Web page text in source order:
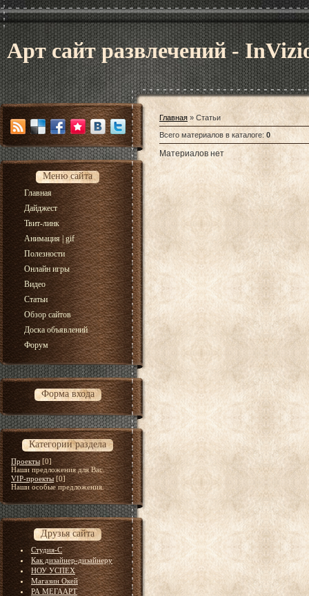
Арт сайт развлечений -
Меню сайта
Главная
Дайджест
Твит-линк
Анимация | gif
Полезности
Онлайн игры
Видео
Статьи
Обзор сайтов
Доска объявлений
Форум
Форма входа
Категории раздела
Проекты [0]
Наши предложения для Вас.
VIP-проекты [0]
Наши особые предложения.
Друзья сайта
Студия-С
Как дизайнер-дизайнеру
НОУ УСПЕХ
Магазин Окей
РА МЕГААРТ
Главная » Статьи
Всего материалов в каталоге: 0
Материалов нет